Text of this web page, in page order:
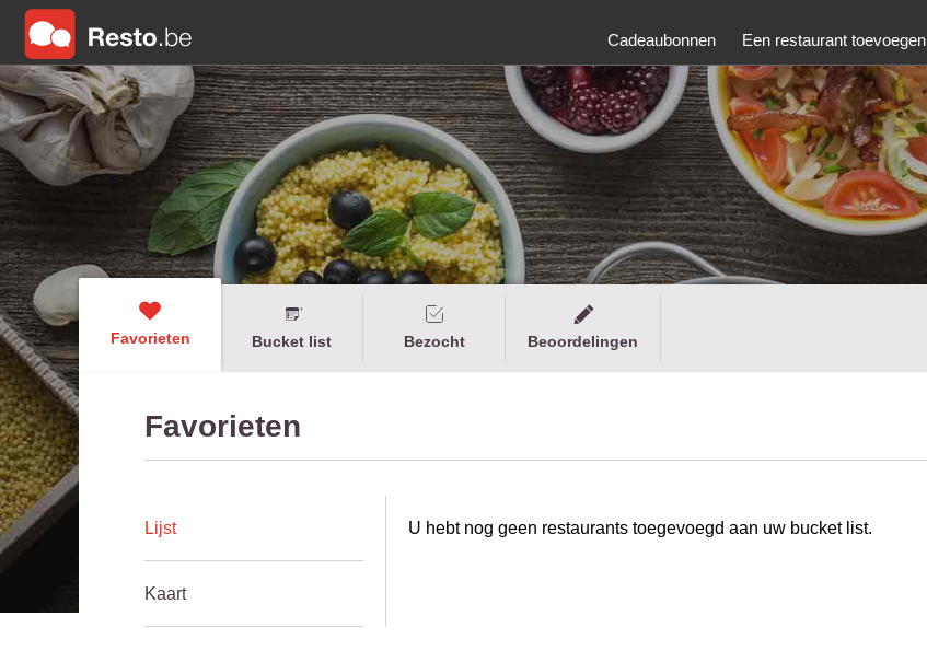
Cadeaubonnen Een restaurant toevoegen
Favorieten Bucket list Bezocht Beoordelingen
Favorieten
Lijst
Kaart
U hebt nog geen restaurants toegevoegd aan uw bucket list.